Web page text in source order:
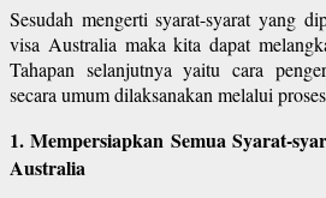
Sesudah mengerti syarat-syarat yang
visa Australia maka kita dapat
Tahapan selanjutnya yaitu cara
secara umum dilaksanakan melalui
1. Mempersiapkan Semua Syarat-
Australia